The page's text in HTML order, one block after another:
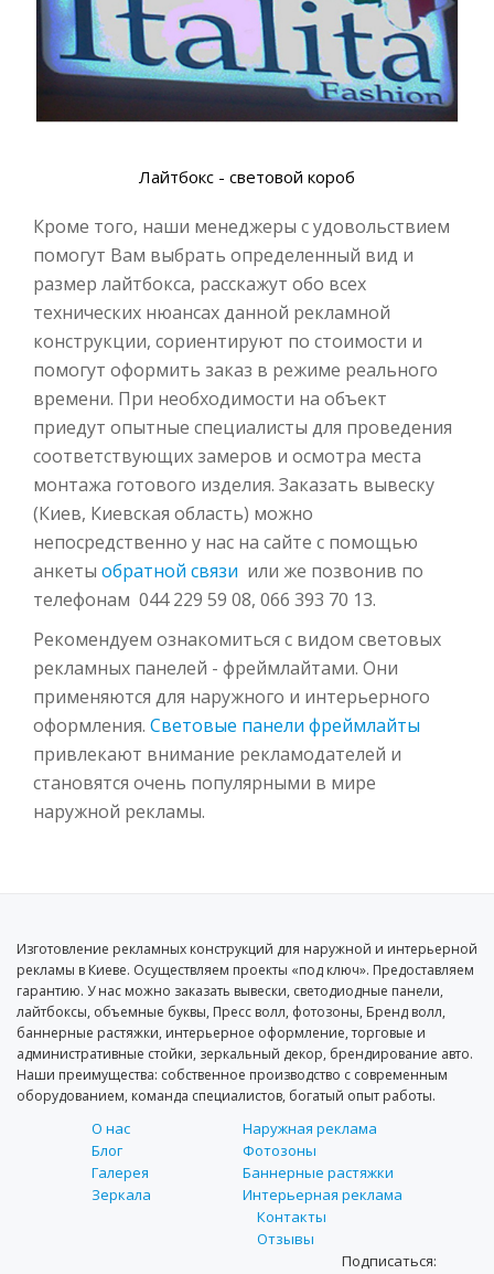
Лайтбокс - световой короб
Кроме того, наши менеджеры с удовольствием
помогут Вам выбрать определенный вид и
размер лайтбокса, расскажут обо всех
технических нюансах данной рекламной
конструкции, сориентируют по стоимости и
помогут оформить заказ в режиме реального
времени. При необходимости на объект
приедут опытные специалисты для проведения
соответствующих замеров и осмотра места
монтажа готового изделия. Заказать вывеску
(Киев, Киевская область) можно
непосредственно у нас на сайте с помощью
анкеты обратной связи или же позвонив по
телефонам 044 229 59 08, 066 393 70 13.
Рекомендуем ознакомиться с видом световых
рекламных панелей - фреймлайтами. Они
применяются для наружного и интерьерного
оформления. Световые панели фреймлайты
привлекают внимание рекламодателей и
становятся очень популярными в мире
наружной рекламы.
Изготовление рекламных конструкций для наружной и интерьерной
рекламы в Киеве. Осуществляем проекты «под ключ». Предоставляем
гарантию. У нас можно заказать вывески, светодиодные панели,
лайтбоксы, объемные буквы, Пресс волл, фотозоны, Бренд волл,
баннерные растяжки, интерьерное оформление, торговые и
административные стойки, зеркальный декор, брендирование авто.
Наши преимущества: собственное производство с современным
оборудованием, команда специалистов, богатый опыт работы.
О нас
Блог
Галерея
Зеркала
Наружная реклама
Фотозоны
Баннерные растяжки
Интерьерная реклама
Контакты
Отзывы
Подписаться: